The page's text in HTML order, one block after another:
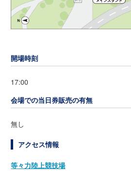
開場時刻
17:00
会場での当日券販売の有無
無し
アクセス情報
等々力陸上競技場